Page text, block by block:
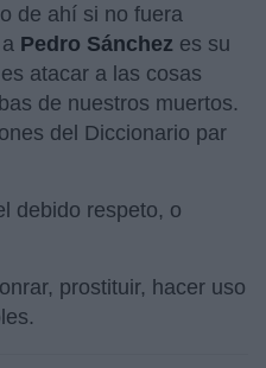
de ahí si no fuera
Pedro Sánchez es su
atacar a las cosas
de nuestros muertos.
del Diccionario par
debido respeto, o
prostituir, hacer uso